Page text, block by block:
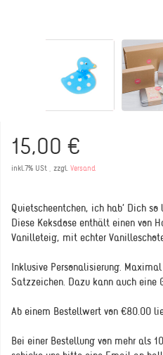
15,00 €
inkl.7% USt , zzgl. Versand
Quietscheentchen, ich hab' Dich so
Diese Keksdose enthält einen von
Vanilleteig, mit echter
Inklusive Personalisierung.
Satzzeichen. Dazu kann auch eine
Ab einem Bestellwert von €80.00
Bei einer Bestellung von mehr als